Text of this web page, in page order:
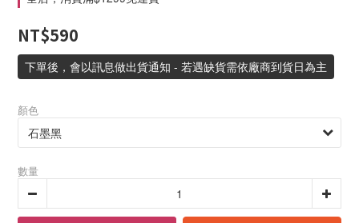
NT$590
下單後，會以訊息做出貨通知 - 若遇缺貨需依廠商到貨日為主
顏色
數量